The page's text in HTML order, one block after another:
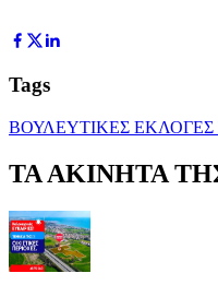
Tags
ΒΟΥΛΕΥΤΙΚΕΣ ΕΚΛΟΓΕΣ
ΤΑ ΑΚΙΝΗΤΑ